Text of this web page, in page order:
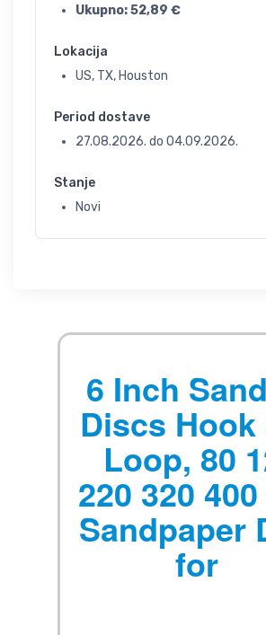
Ukupno:52,89 €
Lokacija
US, TX, Houston
Period dostave
27.08.2026. do 04.09.2026.
Stanje
Novi